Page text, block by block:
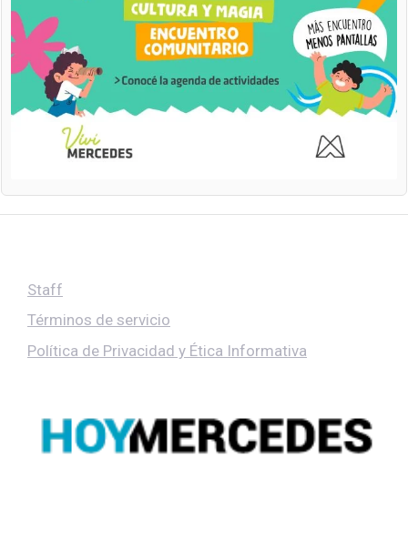
Staff
Términos de servicio
Política de Privacidad y Ética Informativa